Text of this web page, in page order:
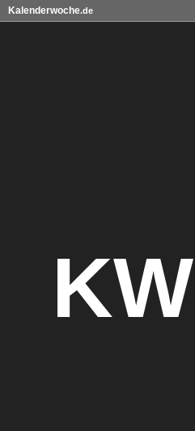
Kalenderwoche.de